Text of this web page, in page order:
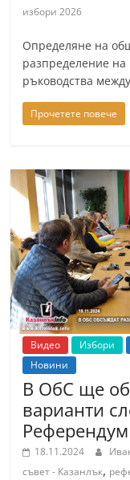
c
o
избори 2026
Определяне на
разпределение на
ръководства
Прочетете повече
Видео Избори
Новини
В ОбС ще
варианти
18.11.2024
съвет - Казанлък,